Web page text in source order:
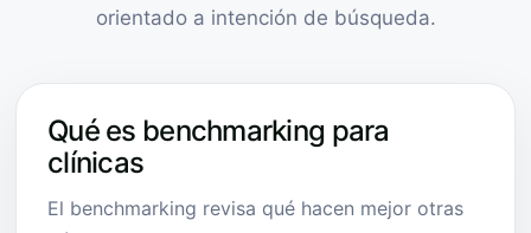
orientado a intención de búsqueda.
Qué es benchmarking para
clínicas
El benchmarking revisa qué hacen mejor otras